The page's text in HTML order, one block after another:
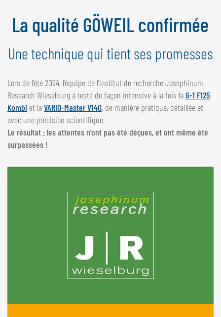
FRANÇAIS
SUISSE
GÖWEIL Schweiz
DEUTSCH
FRANÇAIS
La qualité GÖWEIL confirmée
Une technique qui tient ses promesses
Lors de l’été 2024, l’équipe de l’institut de recherche Josephinum
Research Wieselburg a testé de façon intensive à la fois laG-1 F125
Kombi et laVARIO-Master V140, de manière pratique, détaillée et
avec une précision scientifique.
Le résultat : les attentes n’ont pas été déçues, et ont même été
surpassées !